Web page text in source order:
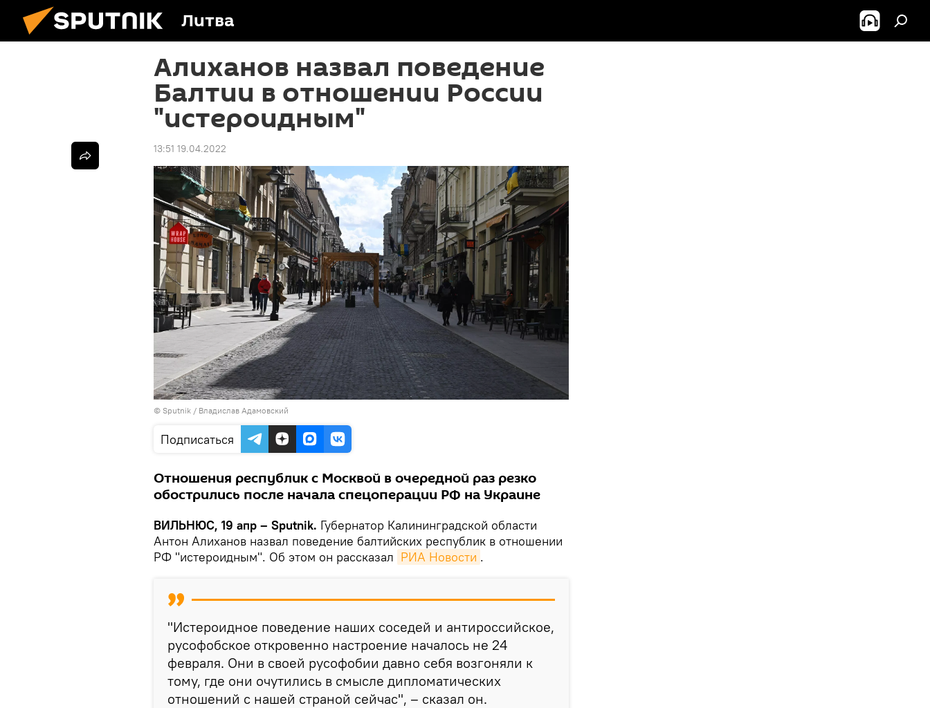
Литва
Алиханов назвал поведение
Балтии в отношении России
"истероидным"
13:51 19.04.2022
© Sputnik / Владислав Адамовский
Подписаться
Отношения республик с Москвой в очередной раз резко
обострились после начала спецоперации РФ на Украине
ВИЛЬНЮС, 19 апр – Sputnik. Губернатор Калининградской области
Антон Алиханов назвал поведение балтийских республик в отношении
РФ "истероидным". Об этом он рассказал РИА Новости .
"Истероидное поведение наших соседей и антироссийское,
русофобское откровенно настроение началось не 24
февраля. Они в своей русофобии давно себя возгоняли к
тому, где они очутились в смысле дипломатических
отношений с нашей страной сейчас", – сказал он.